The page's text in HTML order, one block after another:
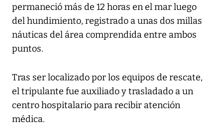
permaneció más de 12 horas en el mar luego
del hundimiento, registrado a unas dos millas
náuticas del área comprendida entre ambos
puntos.
Tras ser localizado por los equipos de rescate,
el tripulante fue auxiliado y trasladado a un
centro hospitalario para recibir atención
médica.